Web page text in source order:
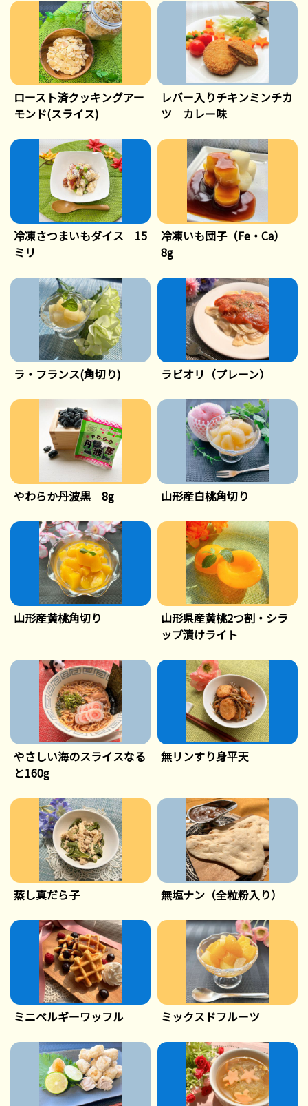
ロースト済クッキングアー
モンド(スライス)
レバー入りチキンミンチカ
ツ カレー味
冷凍さつまいもダイス 15
ミリ
冷凍いも団子（Fe・Ca）
8g
ラ・フランス(角切り) ラビオリ（プレーン）
やわらか丹波黒 8g 山形産白桃角切り
山形産黄桃角切り
山形県産黄桃2つ割・シラ
ップ漬けライト
やさしい海のスライスなる
と160g
無リンすり身平天
蒸し真だら子 無塩ナン（全粒粉入り）
ミニベルギーワッフル ミックスドフルーツ